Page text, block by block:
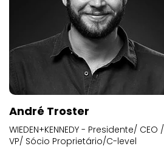
André Troster
WIEDEN+KENNEDY - Presidente/ CEO /
VP/ Sócio Proprietário/C-level